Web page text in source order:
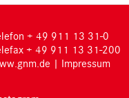
+ 49 911 13 31-0
+ 49 911 13 31-200
| Impressum